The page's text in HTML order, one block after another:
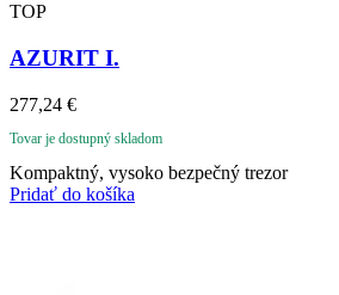
TOP
AZURIT I.
277,24 €
Tovar je dostupný skladom
Kompaktný, vysoko bezpečný trezor
Pridať do košíka